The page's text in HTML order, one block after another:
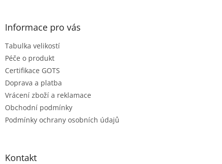
Informace pro vás
Tabulka velikostí
Péče o produkt
Certifikace GOTS
Doprava a platba
Vrácení zboží a reklamace
Obchodní podmínky
Podmínky ochrany osobních údajů
Kontakt